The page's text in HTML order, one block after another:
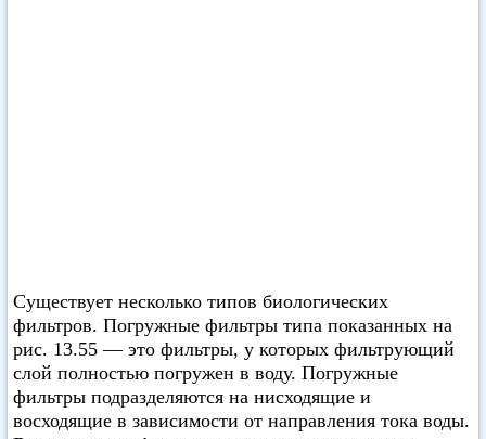
Существует несколько типов биологических
фильтров. Погружные фильтры типа показанных на
рис. 13.55 — это фильтры, у которых фильтрующий
слой полностью погружен в воду. Погружные
фильтры подразделяются на нисходящие и
восходящие в зависимости от направления тока воды.